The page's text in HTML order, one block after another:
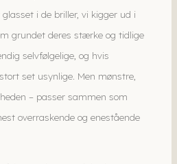
i de briller, vi kigger ud i
grundet deres stærke og tidlige
selvfølgelige, og hvis
set usynlige. Men mønstre,
– passer sammen som
overraskende og enestående